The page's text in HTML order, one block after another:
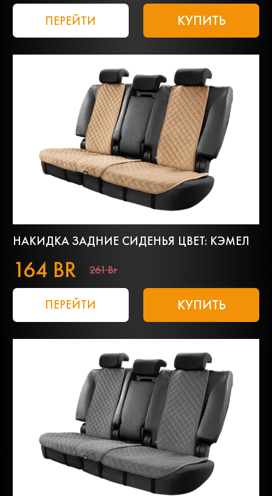
ПЕРЕЙТИ КУПИТЬ
НАКИДКА ЗАДНИЕ СИДЕНЬЯ ЦВЕТ: КЭМЕЛ
164 BR 261 Br
ПЕРЕЙТИ КУПИТЬ